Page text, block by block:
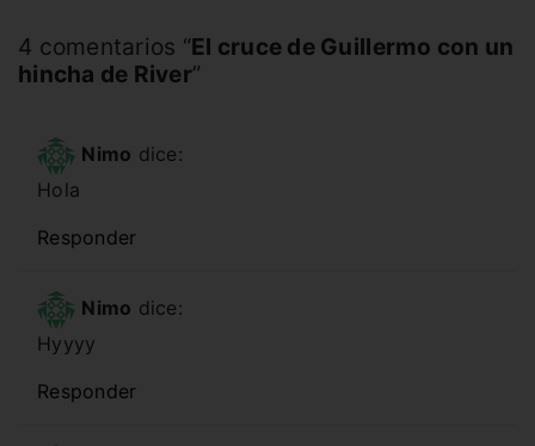
4 comentarios “El cruce de Guillermo con un
hincha de River”
Nimo dice:
Hola
Responder
Nimo dice:
Hyyyy
Responder